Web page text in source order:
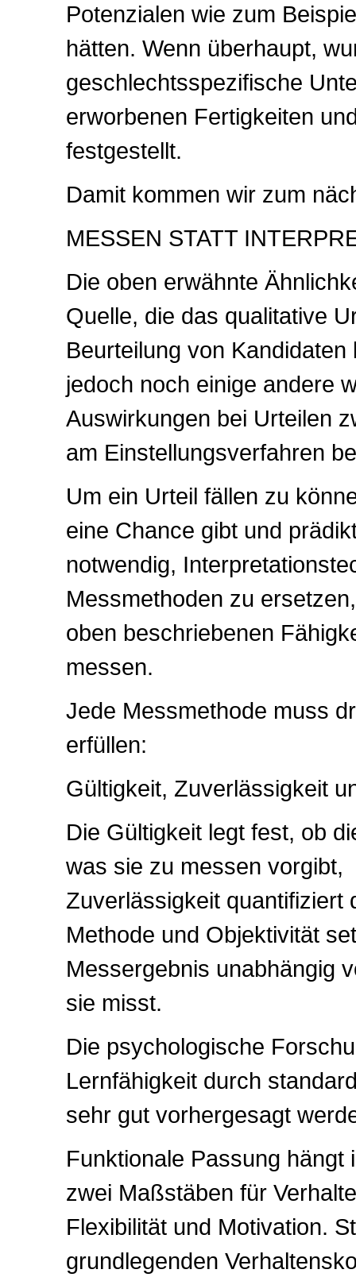
Potenzialen wie zum
hätten. Wenn überhaupt,
geschlechtsspezifische
erworbenen Fertigkeiten
festgestellt.
Damit kommen wir zum
MESSEN STATT
Die oben erwähnte
Quelle, die das qualitative
Beurteilung von
jedoch noch einige andere
Auswirkungen bei Urteilen
am Einstellungsverfahren
Um ein Urteil fällen zu
eine Chance gibt und
notwendig,
Messmethoden zu
oben beschriebenen
messen.
Jede Messmethode muss
erfüllen:
Gültigkeit, Zuverlässigkeit
Die Gültigkeit legt fest, ob
was sie zu messen vorgibt,
Zuverlässigkeit quantifiziert
Methode und Objektivität
Messergebnis unabhängig
sie misst.
Die psychologische
Lernfähigkeit durch
sehr gut vorhergesagt
Funktionale Passung hängt
zwei Maßstäben für
Flexibilität und Motivation.
grundlegenden